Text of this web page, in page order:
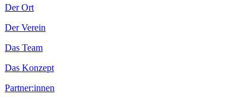
Der Ort
Der Verein
Das Team
Das Konzept
Partner:innen